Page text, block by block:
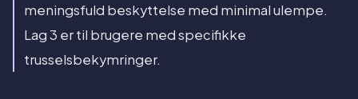
meningsfuld beskyttelse med minimal ulempe.
Lag 3 er til brugere med specifikke
trusselsbekymringer.